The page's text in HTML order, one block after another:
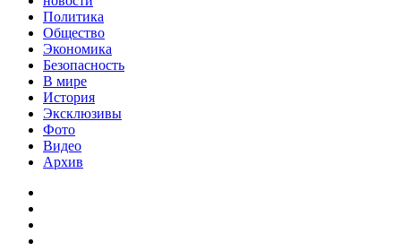
Политика
Общество
Экономика
Безопасность
В мире
История
Эксклюзивы
Фото
Видео
Архив